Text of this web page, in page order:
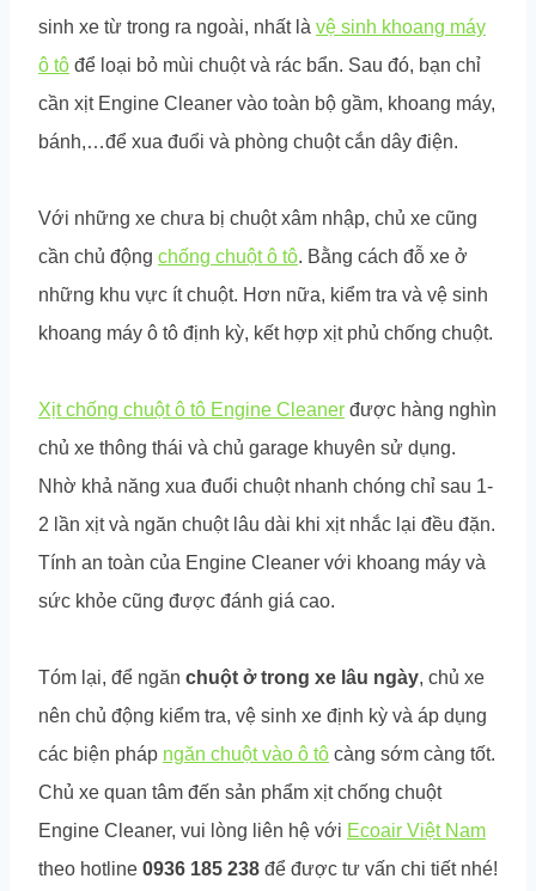
sinh xe từ trong ra ngoài, nhất là vệ sinh khoang máy
ô tô để loại bỏ mùi chuột và rác bẩn. Sau đó, bạn chỉ
cần xịt Engine Cleaner vào toàn bộ gầm, khoang máy,
bánh,…để xua đuổi và phòng chuột cắn dây điện.
Với những xe chưa bị chuột xâm nhập, chủ xe cũng
cần chủ động chống chuột ô tô. Bằng cách đỗ xe ở
những khu vực ít chuột. Hơn nữa, kiểm tra và vệ sinh
khoang máy ô tô định kỳ, kết hợp xịt phủ chống chuột.
Xịt chống chuột ô tô Engine Cleaner được hàng nghìn
chủ xe thông thái và chủ garage khuyên sử dụng.
Nhờ khả năng xua đuổi chuột nhanh chóng chỉ sau 1-
2 lần xịt và ngăn chuột lâu dài khi xịt nhắc lại đều đặn.
Tính an toàn của Engine Cleaner với khoang máy và
sức khỏe cũng được đánh giá cao.
Tóm lại, để ngăn chuột ở trong xe lâu ngày, chủ xe
nên chủ động kiểm tra, vệ sinh xe định kỳ và áp dụng
các biện pháp ngăn chuột vào ô tô càng sớm càng tốt.
Chủ xe quan tâm đến sản phẩm xịt chống chuột
Engine Cleaner, vui lòng liên hệ với Ecoair Việt Nam
theo hotline 0936 185 238 để được tư vấn chi tiết nhé!